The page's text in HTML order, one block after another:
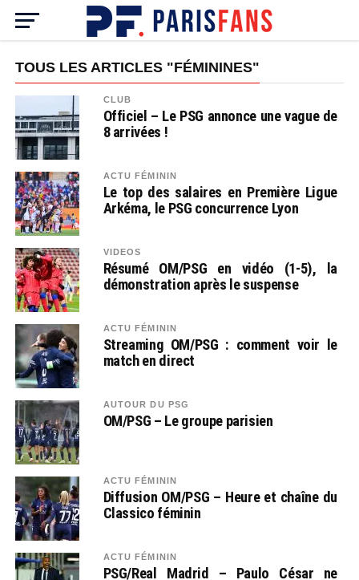
TOUS LES ARTICLES "FÉMININES"
CLUB
Officiel – Le PSG annonce une vague de
8 arrivées !
ACTU FÉMININ
Le top des salaires en Première Ligue
Arkéma, le PSG concurrence Lyon
VIDEOS
Résumé OM/PSG en vidéo (1-5), la
démonstration après le suspense
ACTU FÉMININ
Streaming OM/PSG : comment voir le
match en direct
AUTOUR DU PSG
OM/PSG – Le groupe parisien
ACTU FÉMININ
Diffusion OM/PSG – Heure et chaîne du
Classico féminin
ACTU FÉMININ
PSG/Real Madrid – Paulo César ne